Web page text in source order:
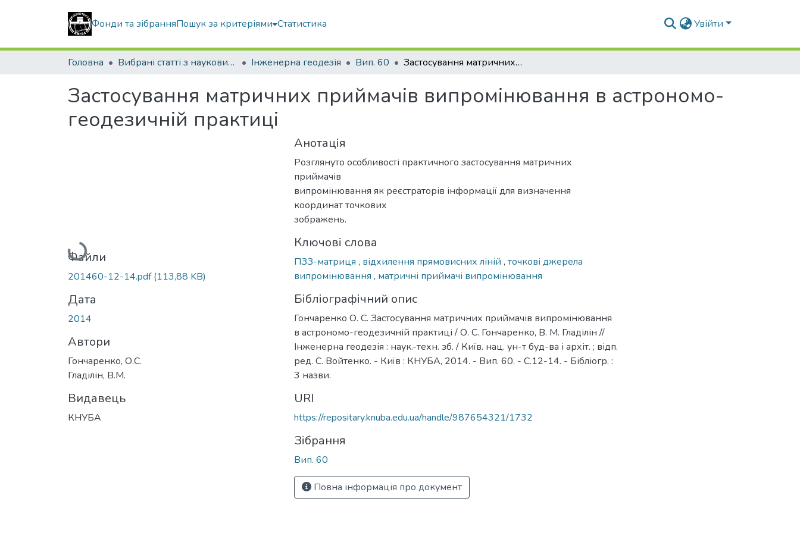
Фонди та зібранняПошук за критеріями Статистика Увійти
Головна Вибрані статті з наукових збірників КНУБА Інженерна геодезія Вип. 60 Застосування матричних приймачів випромінювання в астрономо-геодезичній практиці
Застосування матричних приймачів випромінювання в астрономо-
геодезичній практиці
Вантажиться...
Файли
201460-12-14.pdf(113,88 KB)
Дата
2014
Автори
Гончаренко, О.С.
Гладілін, В.М.
Видавець
КНУБА
Анотація
Розглянуто особливості практичного застосування матричних
приймачів
випромінювання як реєстраторів інформації для визначення
координат точкових
зображень.
Ключові слова
ПЗЗ-матриця , відхилення прямовисних ліній , точкові джерела
випромінювання , матричні приймачі випромінювання
Бібліографічний опис
Гончаренко О. С. Застосування матричних приймачів випромінювання
в астрономо-геодезичній практиці / О. С. Гончаренко, В. М. Гладілін //
Інженерна геодезія : наук.-техн. зб. / Київ. нац. ун-т буд-ва і архіт. ; відп.
ред. С. Войтенко. - Київ : КНУБА, 2014. - Вип. 60. - С.12-14. - Бібліогр. :
3 назви.
URI
https://repositary.knuba.edu.ua/handle/987654321/1732
Зібрання
Вип. 60
Повна інформація про документ